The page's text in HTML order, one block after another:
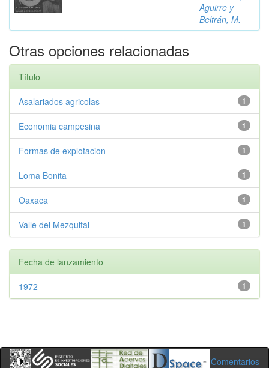
Aguirre y
Beltrán, M.
Otras opciones relacionadas
Título
1
Asalariados agricolas
1
Economia campesina
1
Formas de explotacion
1
Loma Bonita
1
Oaxaca
1
Valle del Mezquital
Fecha de lanzamiento
1
1972
Comentarios